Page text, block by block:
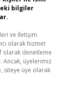
bilgiler
ve İletişim
olarak hizmet
olarak denetleme
Ancak, üyelerimiz
siteye üye olarak